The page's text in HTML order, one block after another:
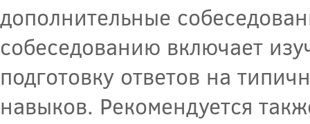
дополнительные
собеседованию включает
подготовку ответов на
навыков. Рекомендуется